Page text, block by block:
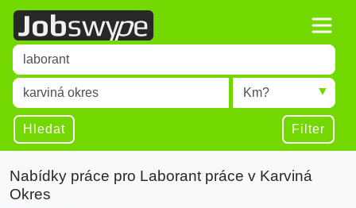
Title
Type 1 or more characters for results.
Místo
Type 1 or more characters for results.
Radius
Hledat Filter
Nabídky práce pro Laborant práce v Karviná
Okres